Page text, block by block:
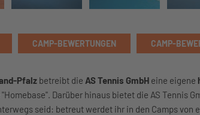
CAMP-BEWERTUNGEN CAMP-
Pfalz betreibt die AS Tennis GmbH eine eigene
Darüber hinaus bietet die AS Tennis
seid: betreut werdet ihr in den Camps